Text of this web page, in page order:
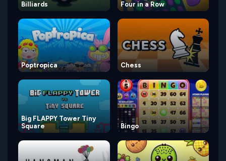
Billiards Four in a Row
Poptropica Chess
Big FLAPPY Tower Tiny
Square
Bingo